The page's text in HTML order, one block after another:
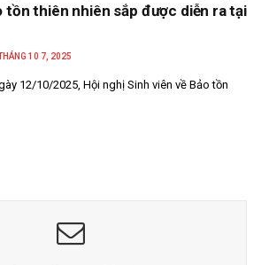
tồn thiên nhiên sắp được diễn ra tại
10 7, 2025
12/10/2025, Hội nghị Sinh viên về Bảo tồn